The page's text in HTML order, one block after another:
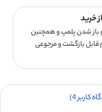
خرید
باز شدن پلمپ و همچنین
بازگشت و مرجوعی
کاربر4
)